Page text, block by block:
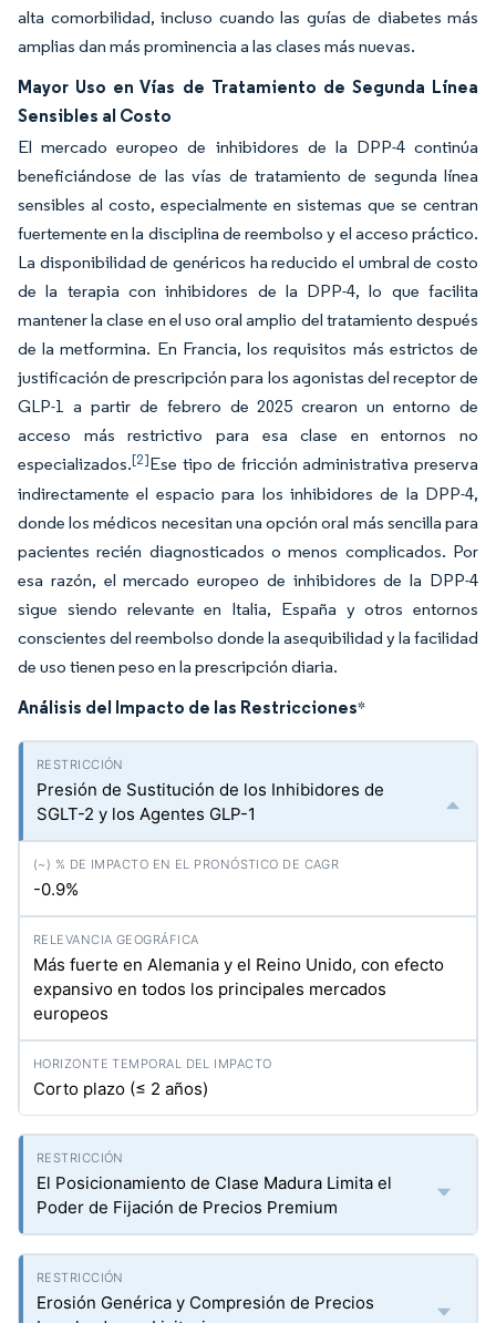
alta comorbilidad, incluso cuando las guías de diabetes más
amplias dan más prominencia a las clases más nuevas.
Mayor Uso en Vías de Tratamiento de Segunda Línea
Sensibles al Costo
El mercado europeo de inhibidores de la DPP-4 continúa
beneficiándose de las vías de tratamiento de segunda línea
sensibles al costo, especialmente en sistemas que se centran
fuertemente en la disciplina de reembolso y el acceso práctico.
La disponibilidad de genéricos ha reducido el umbral de costo
de la terapia con inhibidores de la DPP-4, lo que facilita
mantener la clase en el uso oral amplio del tratamiento después
de la metformina. En Francia, los requisitos más estrictos de
justificación de prescripción para los agonistas del receptor de
GLP-1 a partir de febrero de 2025 crearon un entorno de
acceso más restrictivo para esa clase en entornos no
especializados.[2]Ese tipo de fricción administrativa preserva
indirectamente el espacio para los inhibidores de la DPP-4,
donde los médicos necesitan una opción oral más sencilla para
pacientes recién diagnosticados o menos complicados. Por
esa razón, el mercado europeo de inhibidores de la DPP-4
sigue siendo relevante en Italia, España y otros entornos
conscientes del reembolso donde la asequibilidad y la facilidad
de uso tienen peso en la prescripción diaria.
Análisis del Impacto de las Restricciones*
Presión de Sustitución de los Inhibidores de
SGLT-2 y los Agentes GLP-1
-0.9%
Más fuerte en Alemania y el Reino Unido, con efecto
expansivo en todos los principales mercados
europeos
Corto plazo (≤ 2 años)
El Posicionamiento de Clase Madura Limita el
Poder de Fijación de Precios Premium
Erosión Genérica y Compresión de Precios